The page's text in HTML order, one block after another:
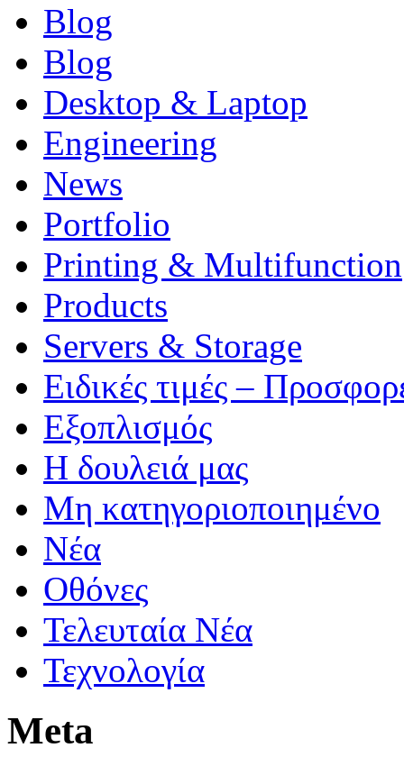
Blog
Blog
Desktop & Laptop
Engineering
News
Portfolio
Printing & Multifunction
Products
Servers & Storage
Ειδικές τιμές –
Εξοπλισμός
Η δουλειά μας
Μη κατηγοριοποιημένο
Νέα
Οθόνες
Τελευταία Νέα
Τεχνολογία
Meta